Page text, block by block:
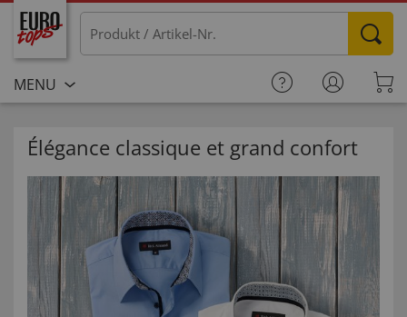
MENU
Élégance classique et grand confort